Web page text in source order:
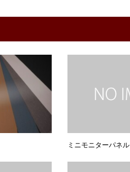
ミニモニターパネル